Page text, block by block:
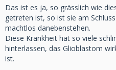
Das ist es ja, so grässlich wie
getreten ist, so ist sie am
machtlos danebenstehen.
Diese Krankheit hat so viele
hinterlassen, das Glioblastom
ist.